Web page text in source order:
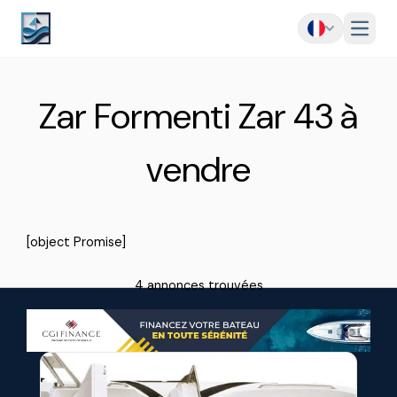
Menu
Zar Formenti Zar 43 à
vendre
[object Promise]
4 annonces trouvées